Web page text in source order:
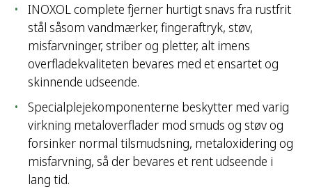
INOXOL complete fjerner hurtigt snavs fra rustfrit
stål såsom vandmærker, fingeraftryk, støv,
misfarvninger, striber og pletter, alt imens
overfladekvaliteten bevares med et ensartet og
skinnende udseende.
Specialplejekomponenterne beskytter med varig
virkning metaloverflader mod smuds og støv og
forsinker normal tilsmudsning, metaloxidering og
misfarvning, så der bevares et rent udseende i
lang tid.